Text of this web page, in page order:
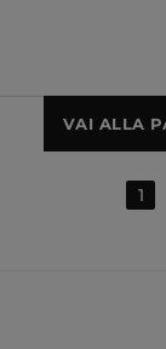
VAI ALLA
1